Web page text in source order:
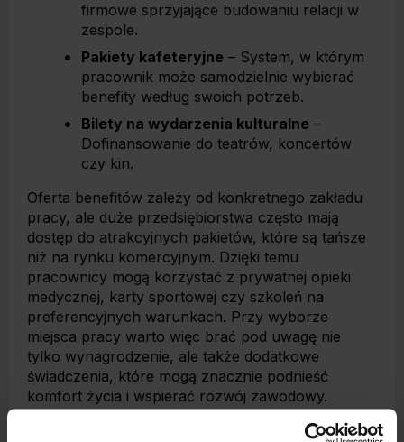
firmowe sprzyjające budowaniu relacji w
zespole.
Pakiety kafeteryjne – System, w którym
pracownik może samodzielnie wybierać
benefity według swoich potrzeb.
Bilety na wydarzenia kulturalne –
Dofinansowanie do teatrów, koncertów
czy kin.
Oferta benefitów zależy od konkretnego zakładu
pracy, ale duże przedsiębiorstwa często mają
dostęp do atrakcyjnych pakietów, które są tańsze
niż na rynku komercyjnym. Dzięki temu
pracownicy mogą korzystać z prywatnej opieki
medycznej, karty sportowej czy szkoleń na
preferencyjnych warunkach. Przy wyborze
miejsca pracy warto więc brać pod uwagę nie
tylko wynagrodzenie, ale także dodatkowe
świadczenia, które mogą znacznie podnieść
komfort życia i wspierać rozwój zawodowy.